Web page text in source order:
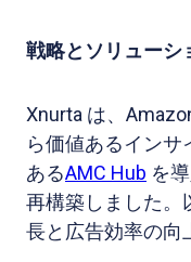
戦略とソリューシ
Xnurta は、
ら価値あるイン
あるAMC Hub を
再構築しました。
長と広告効率の向